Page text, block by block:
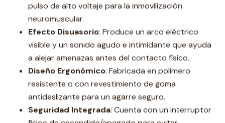
pulso de alto voltaje para la inmovilización
neuromuscular.
Efecto Disuasorio: Produce un arco eléctrico
visible y un sonido agudo e intimidante que ayuda
a alejar amenazas antes del contacto físico.
Diseño Ergonómico: Fabricada en polímero
resistente o con revestimiento de goma
antideslizante para un agarre seguro.
Seguridad Integrada: Cuenta con un interruptor